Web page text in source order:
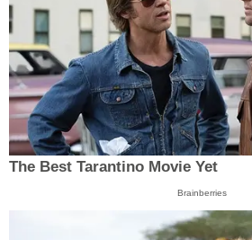
The Best Tarantino Movie Yet
Brainberries